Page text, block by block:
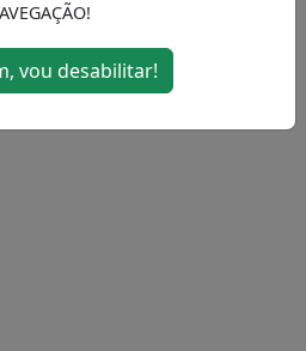
vou desabilitar!